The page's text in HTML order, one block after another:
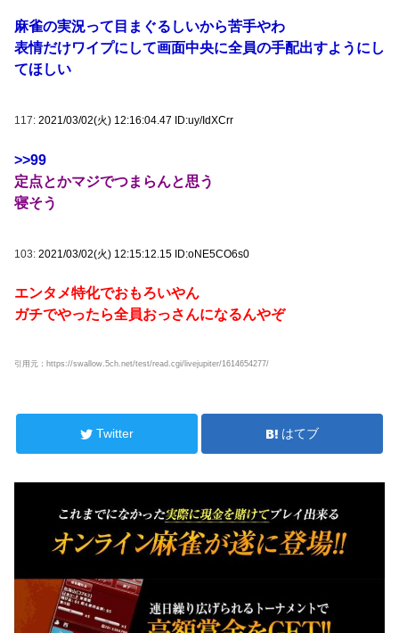
麻雀の実況って目まぐるしいから苦手やわ
表情だけワイプにして画面中央に全員の手配出すようにし
てほしい
117: 2021/03/02(火) 12:16:04.47 ID:uy/IdXCrr
>>99
定点とかマジでつまらんと思う
寝そう
103: 2021/03/02(火) 12:15:12.15 ID:oNE5CO6s0
エンタメ特化でおもろいやん
ガチでやったら全員おっさんになるんやぞ
引用元：https://swallow.5ch.net/test/read.cgi/livejupiter/1614654277/
Twitter はてブ